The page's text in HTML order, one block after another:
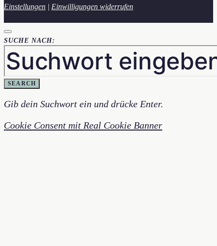
Einstellungen | Einwilligungen widerrufen
SUCHE NACH:
SEARCH
Gib dein Suchwort ein und drücke Enter.
Cookie Consent mit Real Cookie Banner